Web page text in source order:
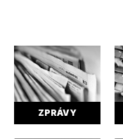
ZPRÁVY